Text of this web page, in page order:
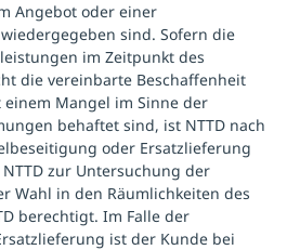
Angebot oder einer
sind. Sofern die
im Zeitpunkt des
die vereinbarte Beschaffenheit
Mangel im Sinne der
behaftet sind, ist NTTD nach
oder Ersatzlieferung
zur Untersuchung der
Wahl in den Räumlichkeiten des
berechtigt. Im Falle der
ist der Kunde bei